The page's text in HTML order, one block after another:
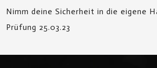
Nimm deine Sicherheit in die eigene
Prüfung 25.03.23